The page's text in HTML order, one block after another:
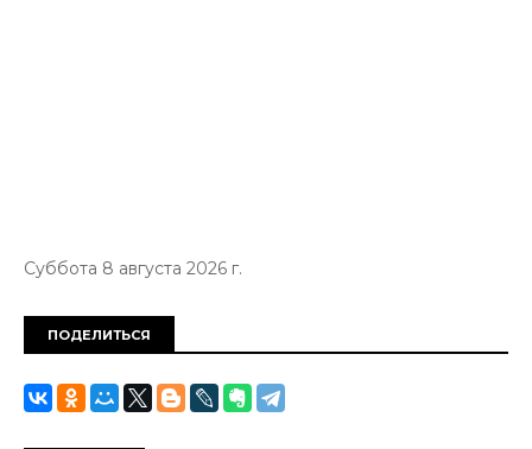
Суббота 8 августа 2026 г.
ПОДЕЛИТЬСЯ